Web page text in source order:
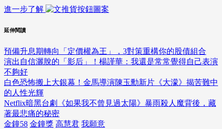
進一步了解
延伸閱讀
預備升息期轉向「定價權為王」，3對策重構你的股債組合
演出自信灑脫的「影后」！楊謹華：我還是常常覺得自己表演
不夠好
白色恐怖搬上大銀幕！金馬導演陳玉勳新片《大濛》揭苦難中
的人性光輝
Netflix暗黑台劇《如果我不曾見過太陽》暴雨殺人魔背後，藏
著最悲痛的秘密
金鐘58 金鐘獎 高慧君 我願意